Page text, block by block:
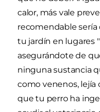
calor, más vale
recomendable
tu jardín en lugares
asegurándote de
ninguna sustancia
como venenos, lejía
que tu perro ha